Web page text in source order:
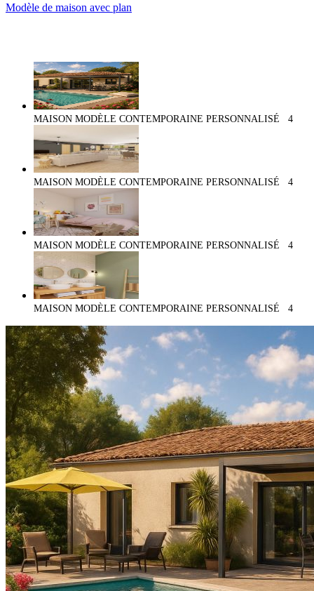
Modèle de maison avec plan
MAISON MODÈLE CONTEMPORAINE PERSONNALISÉ 4
MAISON MODÈLE CONTEMPORAINE PERSONNALISÉ 4
MAISON MODÈLE CONTEMPORAINE PERSONNALISÉ 4
MAISON MODÈLE CONTEMPORAINE PERSONNALISÉ 4